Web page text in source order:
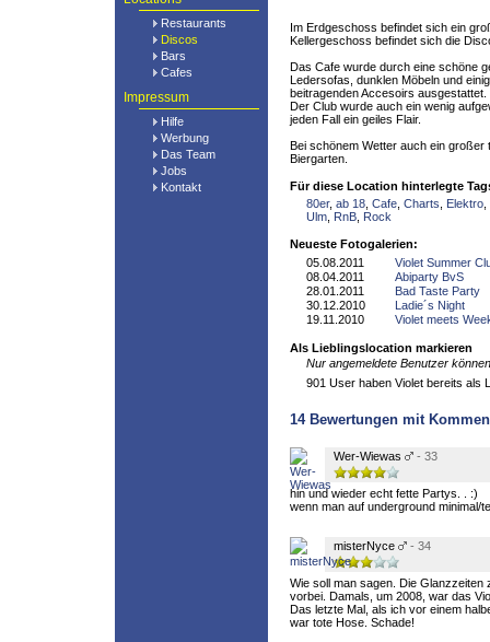
Restaurants
Discos
Bars
Cafes
Impressum
Hilfe
Werbung
Das Team
Jobs
Kontakt
Im Erdgeschoss befindet sich ein
Kellergeschoss befindet sich die
Das Cafe wurde durch eine schöne
Ledersofas, dunklen Möbeln und
beitragenden Accesoirs
Der Club wurde auch ein wenig
jeden Fall ein geiles Flair.
Bei schönem Wetter auch ein großer
Biergarten.
Für diese Location hinterlegte
80er, ab 18 Cafe Charts Elektro
Ulm RnB Rock
Neueste Fotogalerien:
05.08.2011
Violet Summer
08.04.2011
Abiparty BvS
28.01.2011
Bad Taste Party
30.12.2010
Ladie´s Night
19.11.2010
Violet meets
Als Lieblingslocation markieren
Nur angemeldete Benutzer
901 User haben Violet bereits als
14Bewertungen mit
Wer-Wiewas - 33
hin und wieder echt fette Partys. . :)
wenn man auf underground minimal/
misterNyce - 34
Wie soll man sagen. Die Glanzzeiten
vorbei. Damals, um 2008, war das
Das letzte Mal, als ich vor einem
war tote Hose. Schade!